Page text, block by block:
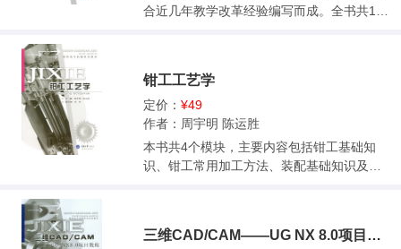
合近几年教学改革经验编写而成。全书共10
和螺纹。书中每个项目都通过一个实际的工
作任务来推动，从任务引入、任务咨询、任
务实施到任务拓展，环环相扣，引导性学
习，最后进行强化训练来巩固提高。整个学
习过程具有应用性、针对性、实用性和开放
钳工工艺学
定价： ¥49
作者：周宇明 陈运胜
本书共4个模块，主要内容包括钳工基础知
识、钳工常用加工方法、装配基础知识及模
容实用，通俗易懂，图文并茂，知识面较三维CAD/CAM——UG NX 8.0项目教程